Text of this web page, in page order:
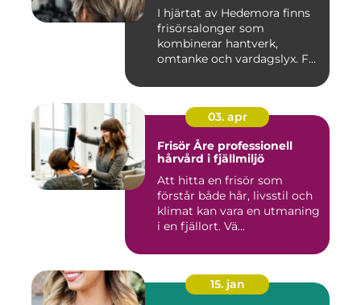
I hjärtat av Hedemora finns
frisörsalonger som
kombinerar hantverk,
omtanke och vardagslyx. För
03. apr
Frisör Åre professionell
hårvård i fjällmiljö
Att hitta en frisör som
förstår både hår, livsstil och
klimat kan vara en utmaning
i en fjällort. Vä...
15. jan